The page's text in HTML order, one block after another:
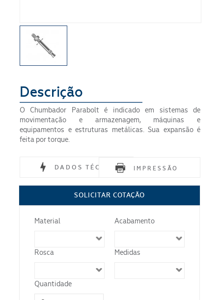
Descrição
O Chumbador Parabolt é indicado em sistemas de
movimentação e armazenagem, máquinas e
equipamentos e estruturas metálicas. Sua expansão é
feita por torque.
DADOS TÉCNICOS IMPRESSÃO
SOLICITAR COTAÇÃO
Material Acabamento
Rosca Medidas
Quantidade